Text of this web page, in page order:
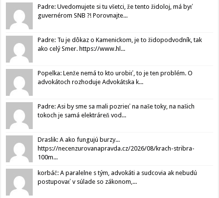
Padre: Uvedomujete si tu všetci, že tento židoloj, má byť
guvernérom SNB ?! Porovnajte...
Padre: Tu je dôkaz o Kamenickom, je to židopodvodník, tak
ako celý Smer. https://www.hl...
Popelka: Lenže nemá to kto urobiť, to je ten problém. O
advokátoch rozhoduje Advokátska k...
Padre: Asi by sme sa mali pozrieť na naše toky, na našich
tokoch je samá elektráreň vod...
Draslik: A ako fungujú burzy...
https://necenzurovanapravda.cz/2026/08/krach-stribra-
100m...
korbáč: A paralelne s tým, advokáti a sudcovia ak nebudú
postupovať v súlade so zákonom,...